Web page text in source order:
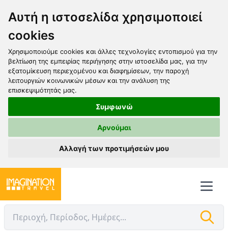
Αυτή η ιστοσελίδα χρησιμοποιεί
cookies
Χρησιμοποιούμε cookies και άλλες τεχνολογίες εντοπισμού για την
βελτίωση της εμπειρίας περιήγησης στην ιστοσελίδα μας, για την
εξατομίκευση περιεχομένου και διαφημίσεων, την παροχή
λειτουργιών κοινωνικών μέσων και την ανάλυση της
επισκεψιμότητάς μας.
Συμφωνώ
Αρνούμαι
Αλλαγή των προτιμήσεών μου